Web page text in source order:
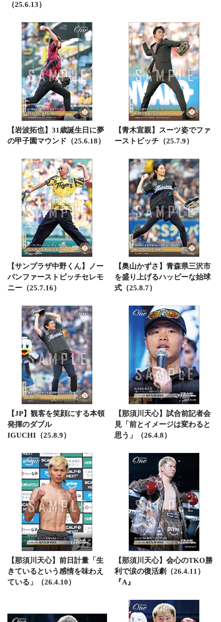
（25.6.13）
【岩波拓也】31歳誕生日に夢
の甲子園マウンド（25.6.18）
【青木宣親】スーツ姿でファ
ーストピッチ（25.7.9）
【サンプラザ中野くん】ノー
パンファーストピッチセレモ
ニー（25.7.16）
【奥山かずさ】青森県三沢市
を盛り上げるハッピーな始球
式（25.8.7）
【JP】観客を笑顔にする本領
発揮のダブル
IGUCHI（25.8.9）
【那須川天心】試合前記者会
見「前とイメージは変わると
思う」（26.4.8）
【那須川天心】前日計量「生
きているという感情を味わえ
ている」（26.4.10）
【那須川天心】会心のTKO勝
利で涙の復活劇（26.4.11）
『A』